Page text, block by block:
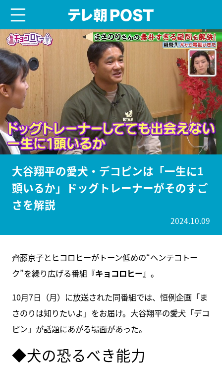
大谷翔平の愛犬・デコピンは「一生に1
頭いるか」ドッグトレーナーがそのすご
さを解説
2024.10.09
齊藤京子とヒコロヒーがトーン低めの“ヘンテコトー
ク”を繰り広げる番組『キョコロヒー』。
10月7日（月）に放送された同番組では、恒例企画「ま
さのりは知りたいよ」をお届け。大谷翔平の愛犬「デコ
ピン」が話題にあがる場面があった。
◆犬の恐るべき能力